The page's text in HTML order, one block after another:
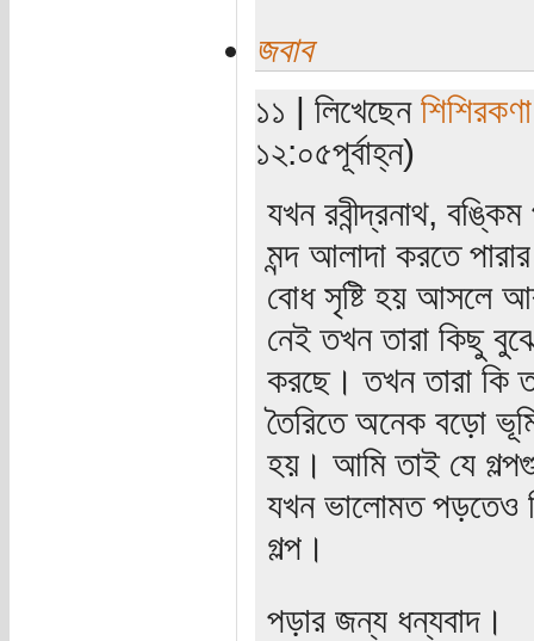
জবাব
১১ | লিখেছেন শিশিরকণা
১২:০৫পূর্বাহ্ন)
যখন রবীন্দ্রনাথ,
মন্দ আলাদা করতে
বোধ সৃষ্টি হয় আসলে
নেই তখন তারা কিছু
করছে। তখন তারা কি
তৈরিতে অনেক বড়ো
হয়। আমি তাই যে
যখন ভালোমত পড়তেও
গল্প।
পড়ার জন্য ধন্যবাদ।